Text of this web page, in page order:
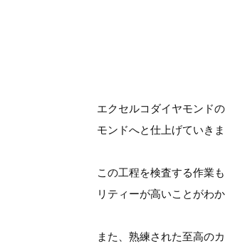
エクセルコダイヤモンド
モンドへと仕上げていきま
この工程を検査する作業
リティーが高いことがわか
また、熟練された至高の